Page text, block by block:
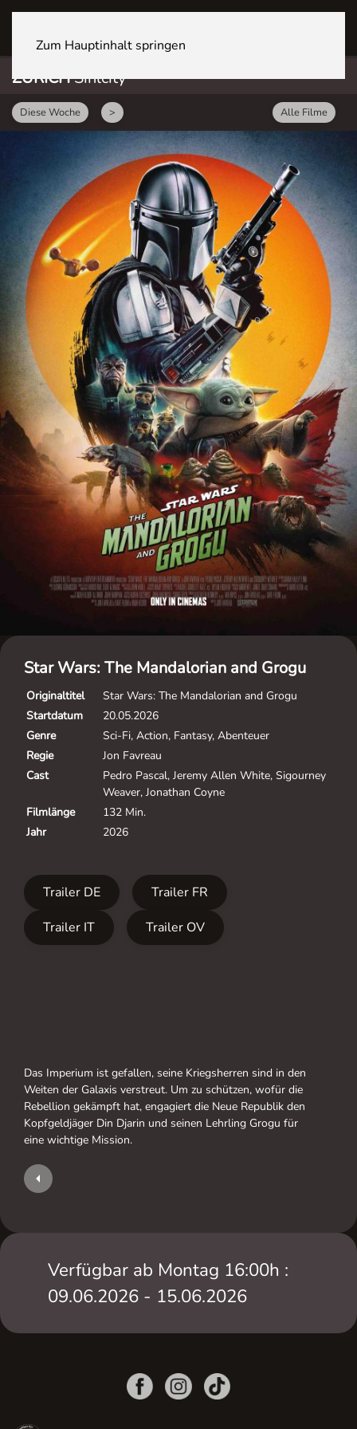
Zum Hauptinhalt springen
ZÜRICHSihlcity
Diese Woche > Alle Filme
Star Wars: The Mandalorian and Grogu
Originaltitel
Star Wars: The Mandalorian and Grogu
Startdatum
20.05.2026
Genre
Sci-Fi, Action, Fantasy, Abenteuer
Regie
Jon Favreau
Cast
Pedro Pascal, Jeremy Allen White, Sigourney
Weaver, Jonathan Coyne
Filmlänge
132 Min.
Jahr
2026
Trailer DE
Trailer FR
Trailer IT
Trailer OV
Das Imperium ist gefallen, seine Kriegsherren sind in den
Weiten der Galaxis verstreut. Um zu schützen, wofür die
Rebellion gekämpft hat, engagiert die Neue Republik den
Kopfgeldjäger Din Djarin und seinen Lehrling Grogu für
eine wichtige Mission.
Verfügbar ab Montag 16:00h :
09.06.2026 - 15.06.2026